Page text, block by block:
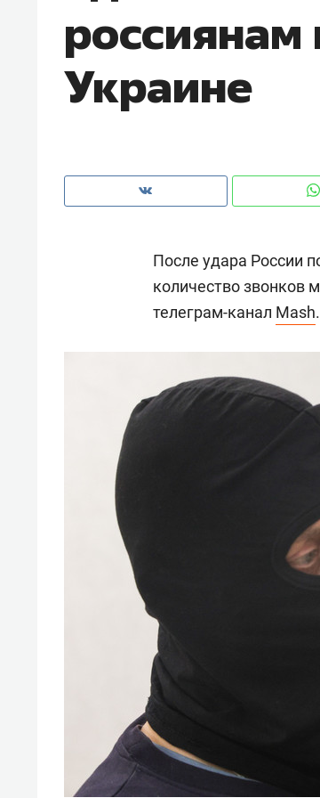
россиянам
Украине
После удара России
количество звонков
телеграм-канал Mash.
чем интересен Оман?
Падел, фитнес, танцы и даже
ниндзя-зал: как ТРЦ «Франт»
стал Меккой для любителей
спорта